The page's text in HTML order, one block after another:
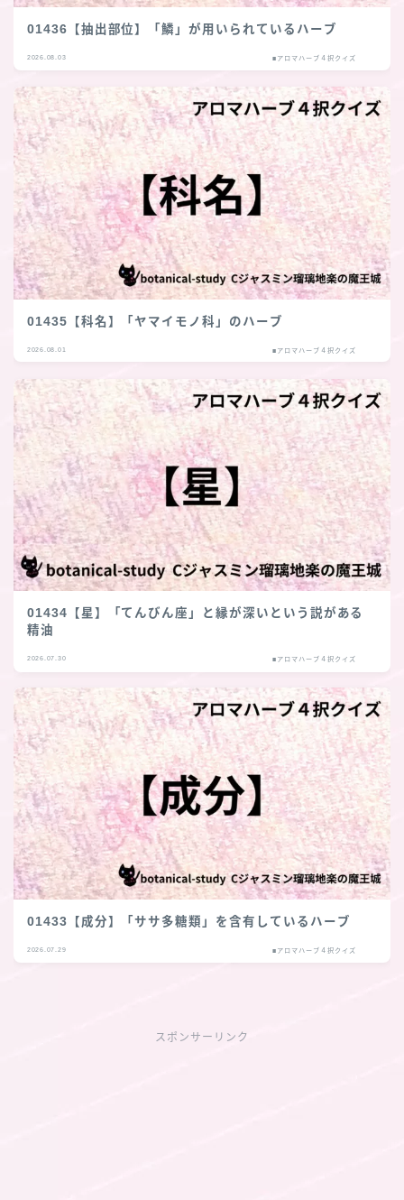
01436【抽出部位】「鱗」が用いられているハーブ
2026.08.03 ■アロマハーブ４択クイズ
01435【科名】「ヤマイモノ科」のハーブ
2026.08.01 ■アロマハーブ４択クイズ
01434【星】「てんびん座」と縁が深いという説がある
精油
2026.07.30 ■アロマハーブ４択クイズ
01433【成分】「ササ多糖類」を含有しているハーブ
2026.07.29 ■アロマハーブ４択クイズ
スポンサーリンク